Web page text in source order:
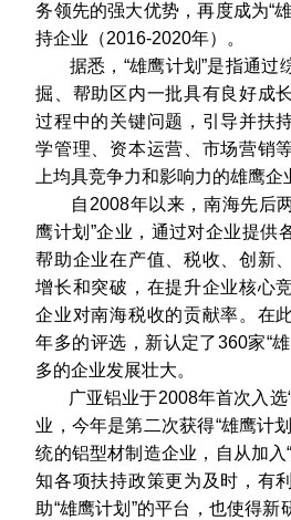
务领先的强大优势，再度成为“
持企业（2016-2020年）。
据悉，“雄鹰计划”是指通过
掘、帮助区内一批具有良好成
过程中的关键问题，引导并扶
学管理、资本运营、市场营销
上均具竞争力和影响力的雄鹰企
自2008年以来，南海先后两
鹰计划”企业，通过对企业提供
帮助企业在产值、税收、创新
增长和突破，在提升企业核心
企业对南海税收的贡献率。在
年多的评选，新认定了360家“
多的企业发展壮大。
广亚铝业于2008年首次入选“
业，今年是第二次获得“雄鹰计
统的铝型材制造企业，自从加入
知各项扶持政策更为及时，有
助“雄鹰计划”的平台，也使得